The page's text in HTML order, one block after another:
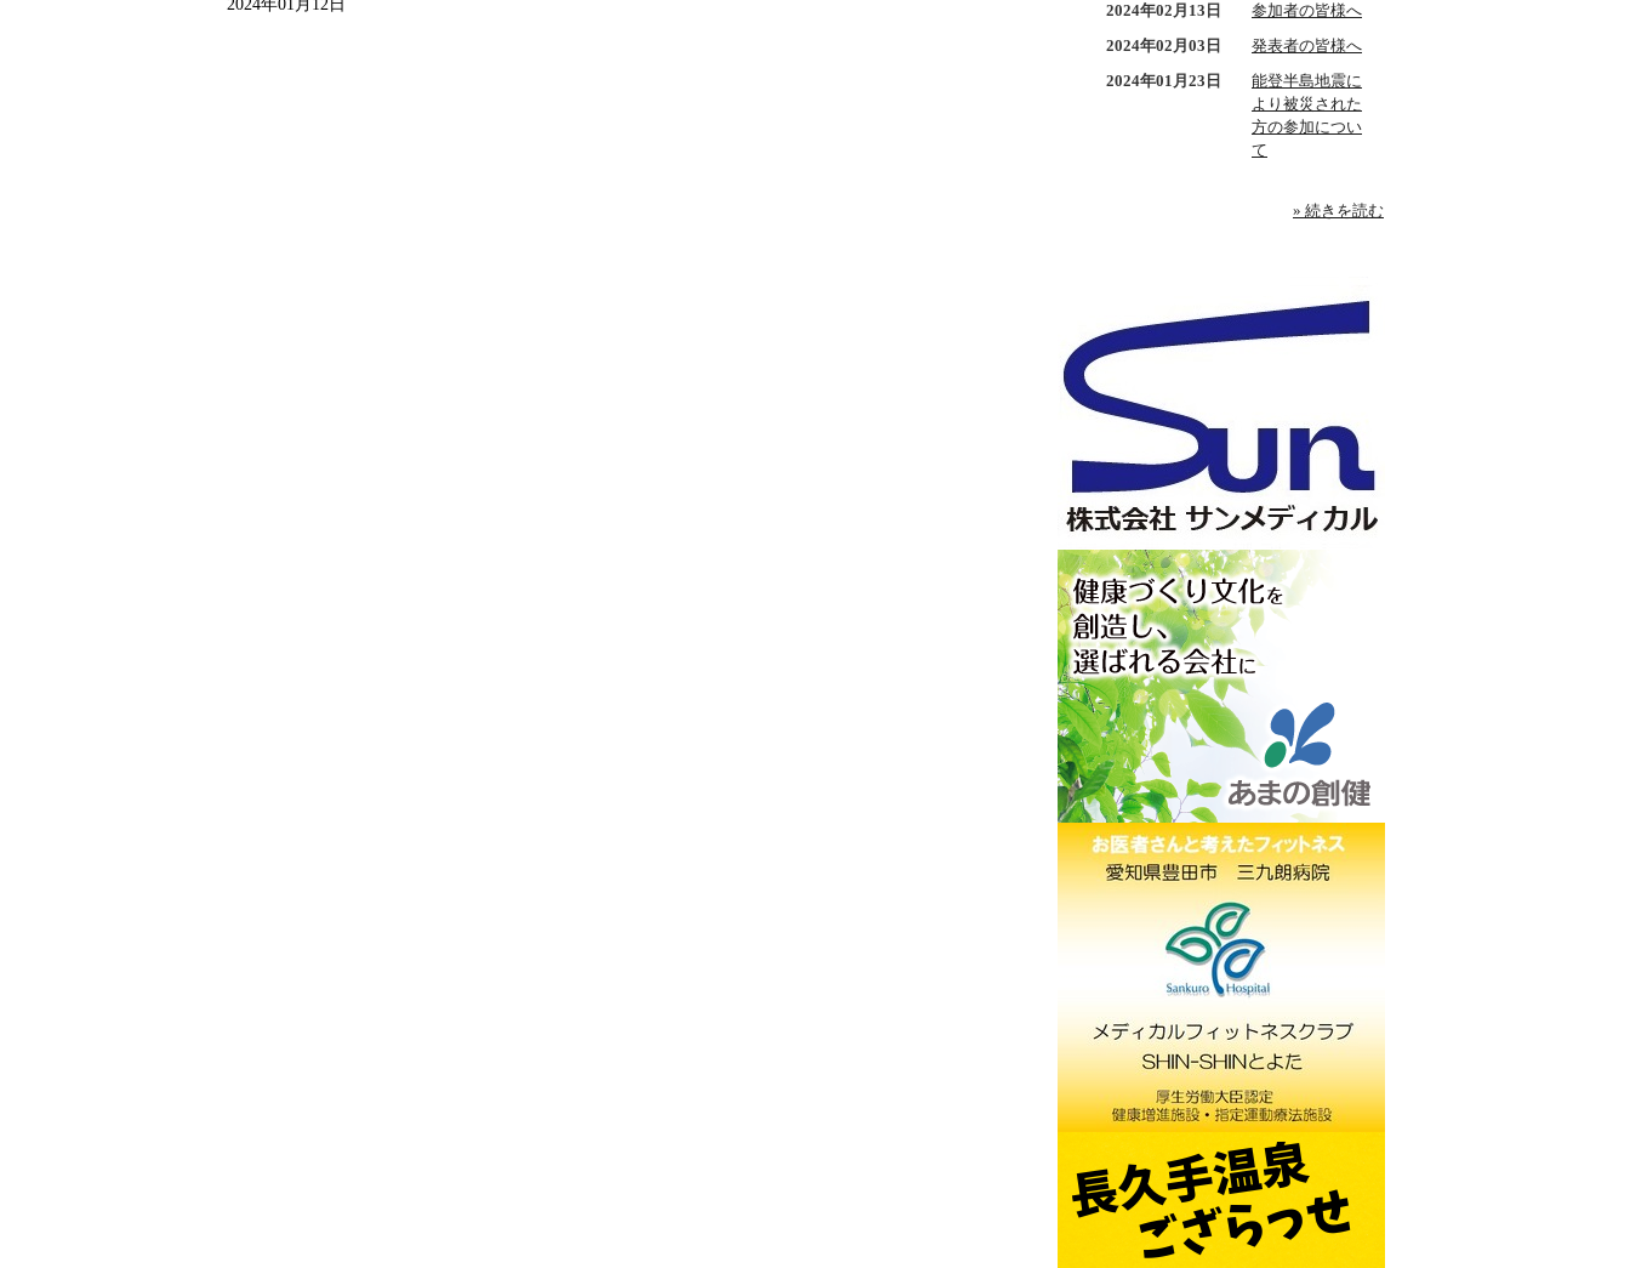
2024年01月12日
2024年02月13日
参加者の皆様へ
2024年02月03日
発表者の皆様へ
2024年01月23日
能登半島地震に
より被災された
方の参加につい
て
» 続きを読む